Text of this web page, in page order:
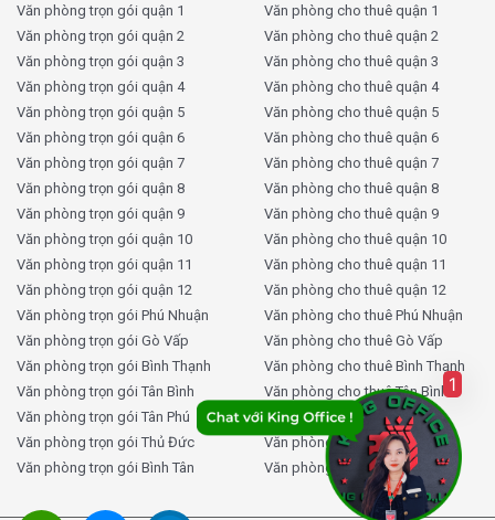
Hệ thống phòng cháy chữa cháy (PCCC) tại văn phòng
Neom Space được đầu tư bài bản với các thiết bị cảm
biến khói, đầu phun nước tự động và bình chữa cháy
được kiểm định định kỳ. Lối thoát hiểm được thiết kế rõ
ràng, dễ tiếp cận và luôn được giữ thông thoáng theo
đúng quy định của pháp luật về an toàn phòng chống
cháy nổ. Đây là yếu tố tiên quyết mà mọi doanh nghiệp
cần quan tâm khi lựa chọn địa điểm đặt văn phòng để
đảm bảo an toàn tính mạng và giảm thiểu rủi ro vận
hành. Sự chuẩn bị kỹ lưỡng về hạ tầng PCCC tại tòa nhà
mang lại sự an tâm tuyệt đối cho khách thuê.
Về hạ tầng điện, Neom Space cung cấp hệ thống điện
ổn định với đồng hồ riêng cho từng văn phòng. Điều này
giúp các doanh nghiệp dễ dàng kiểm soát và quản lý chi
phí điện năng tiêu thụ hàng tháng của mình một cách
minh bạch và chính xác. Ngoài ra, tòa nhà cũng được
trang bị hệ thống chiếu sáng LED tiết kiệm điện tại các
khu vực chung. Hệ thống internet và mạng viễn thông tại
tòa nhà được hỗ trợ bởi nhiều nhà cung cấp lớn, đảm
Văn phòng trọn gói quận 1
Văn phòng trọn gói quận 2
Văn phòng trọn gói quận 3
Văn phòng trọn gói quận 4
Văn phòng trọn gói quận 5
Văn phòng trọn gói quận 6
Văn phòng trọn gói quận 7
Văn phòng trọn gói quận 8
Văn phòng trọn gói quận 9
Văn phòng trọn gói quận 10
Văn phòng trọn gói quận 11
Văn phòng trọn gói quận 12
Văn phòng trọn gói Phú Nhuận
Văn phòng trọn gói Gò Vấp
Văn phòng trọn gói Bình Thạnh
Văn phòng trọn gói Tân Bình
Văn phòng trọn gói Tân Phú
Văn phòng trọn gói Thủ Đức
Văn phòng trọn gói Bình Tân
Văn phòng cho thuê quận 1
Văn phòng cho thuê quận 2
Văn phòng cho thuê quận 3
Văn phòng cho thuê quận 4
Văn phòng cho thuê quận 5
Văn phòng cho thuê quận 6
Văn phòng cho thuê quận 7
Văn phòng cho thuê quận 8
Văn phòng cho thuê quận 9
Văn phòng cho thuê quận 10
Văn phòng cho thuê quận 11
Văn phòng cho thuê quận 12
Văn phòng cho thuê Phú Nhuận
Văn phòng cho thuê Gò Vấp
Văn phòng cho thuê Bình Thạnh
Văn phòng cho thuê Tân Bình
Văn phòng cho thuê Tân Phú
Văn phòng cho thuê Thủ Đức
Văn phòng cho thuê Bình Tân
1